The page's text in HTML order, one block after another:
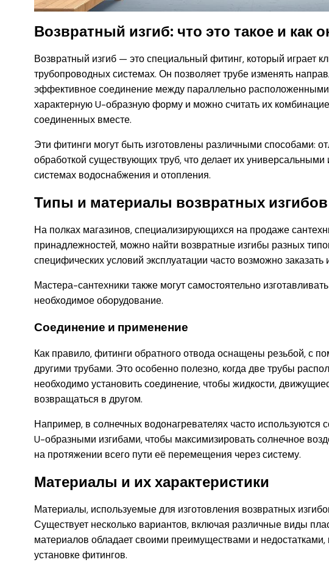
Возвратный изгиб: что это такое и как
Возвратный изгиб — это специальный фитинг, который играет
трубопроводных системах. Он позволяет трубе изменять
эффективное соединение между параллельно
характерную U-образную форму и можно считать их
соединенных вместе.
Эти фитинги могут быть изготовлены различными способами:
обработкой существующих труб, что делает их
системах водоснабжения и отопления.
Типы и материалы возвратных изгибов
На полках магазинов, специализирующихся на продаже
принадлежностей, можно найти возвратные изгибы разных
специфических условий эксплуатации часто возможно
Мастера-сантехники также могут самостоятельно
необходимое оборудование.
Соединение и применение
Как правило, фитинги обратного отвода оснащены резьбой, с
другими трубами. Это особенно полезно, когда две трубы
необходимо установить соединение, чтобы жидкости,
возвращаться в другом.
Например, в солнечных водонагревателях часто используются
U-образными изгибами, чтобы максимизировать солнечное
на протяжении всего пути её перемещения через систему.
Материалы и их характеристики
Материалы, используемые для изготовления возвратных
Существует несколько вариантов, включая различные виды
материалов обладает своими преимуществами и недостатками,
установке фитингов.